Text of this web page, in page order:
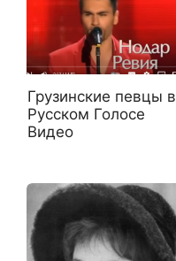
Грузинские певцы в
Русском Голосе
Видео